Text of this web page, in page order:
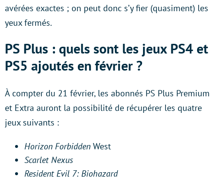
avérées exactes ; on peut donc s’y fier (quasiment) les
yeux fermés.
PS Plus : quels sont les jeux PS4 et
PS5 ajoutés en février ?
À compter du 21 février, les abonnés PS Plus Premium
et Extra auront la possibilité de récupérer les quatre
jeux suivants :
Horizon Forbidden West
Scarlet Nexus
Resident Evil 7: Biohazard